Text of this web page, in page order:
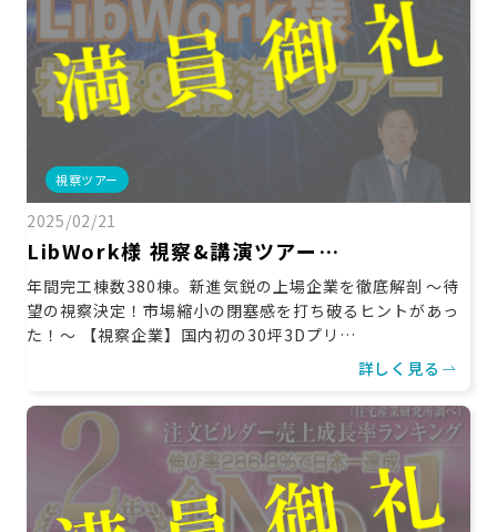
視察ツアー
2025/02/21
LibWork様 視察&講演ツアー…
年間完工棟数380棟。新進気鋭の上場企業を徹底解剖 ～待
望の視察決定！市場縮小の閉塞感を打ち破るヒントがあっ
た！～ 【視察企業】国内初の30坪3Dプリ…
詳しく見る